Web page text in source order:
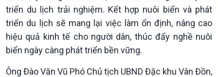
Câu chuyện Thể thao
Infographic
E-Magazine
triển du lịch trải nghiệm. Kết hợp nuôi biển và phát
triển du lịch sẽ mang lại việc làm ổn định, nâng cao
hiệu quả kinh tế cho người dân, thúc đẩy nghề nuôi
biển ngày càng phát triển bền vững.
Ông Đào Văn Vũ Phó Chủ tịch UBND Đặc khu Vân Đồn,